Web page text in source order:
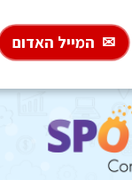
המייל האדום